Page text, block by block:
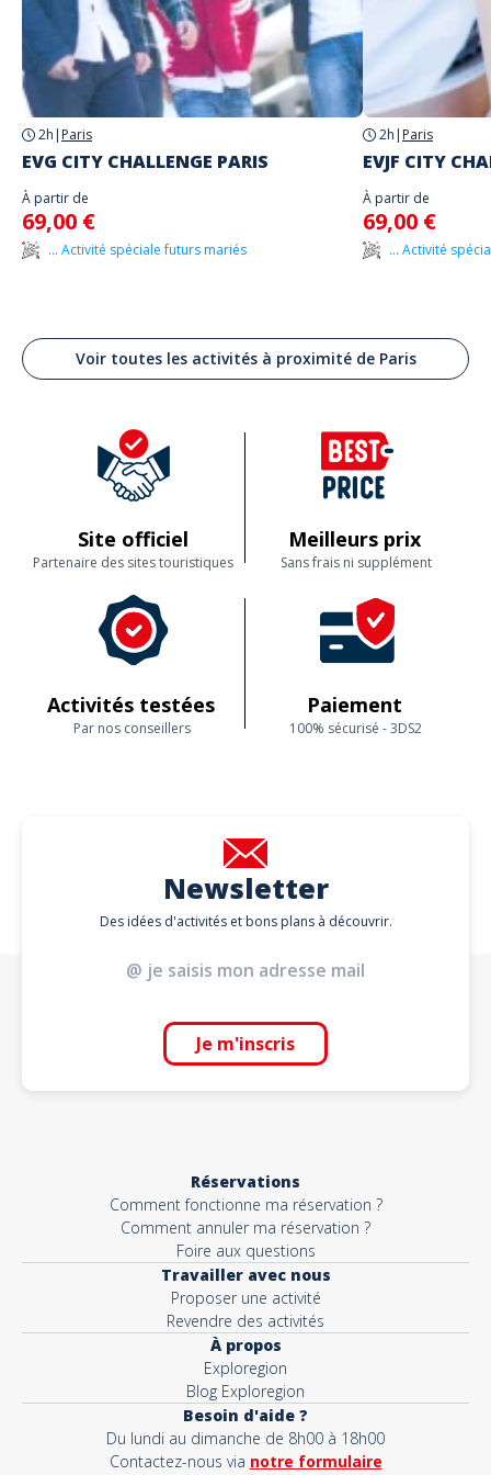
2h | Paris
EVG CITY CHALLENGE PARIS
À partir de
69,00 €
... Activité spéciale futurs mariés
2h | Paris
EVJF CITY
À partir de
69,00 €
... Activité
Voir toutes les activités à proximité de Paris
Site officiel
Partenaire des sites touristiques
Meilleurs prix
Sans frais ni supplément
Activités testées
Par nos conseillers
Paiement
100% sécurisé - 3DS2
Newsletter
Des idées d'activités et bons plans à découvrir.
Je m'inscris
Réservations
Comment fonctionne ma réservation ?
Comment annuler ma réservation ?
Foire aux questions
Travailler avec nous
Proposer une activité
Revendre des activités
À propos
Exploregion
Blog Exploregion
Besoin d'aide ?
Du lundi au dimanche de 8h00 à 18h00
Contactez-nous via notre formulaire